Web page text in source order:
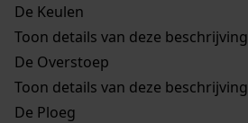
De Keulen
Toon details van deze beschrijving
De Overstoep
Toon details van deze beschrijving
De Ploeg